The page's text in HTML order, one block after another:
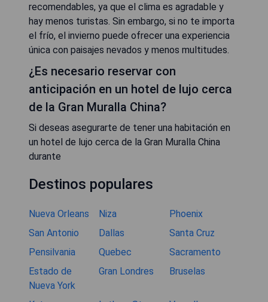
recomendables, ya que el clima es agradable y
hay menos turistas. Sin embargo, si no te importa
el frío, el invierno puede ofrecer una experiencia
única con paisajes nevados y menos multitudes.
¿Es necesario reservar con
anticipación en un hotel de lujo cerca
de la Gran Muralla China?
Si deseas asegurarte de tener una habitación en
un hotel de lujo cerca de la Gran Muralla China
durante
Destinos populares
Nueva Orleans Niza
Phoenix
San Antonio
Dallas
Santa Cruz
Pensilvania
Quebec
Sacramento
Estado de
Nueva York
Gran Londres Bruselas